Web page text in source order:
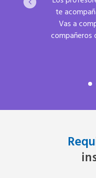
te
Vas a
compañeros